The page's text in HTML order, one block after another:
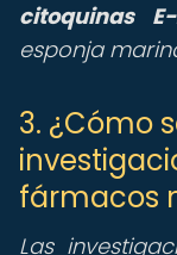
citoquinas
esponja
3. ¿Cómo
fármacos
Las